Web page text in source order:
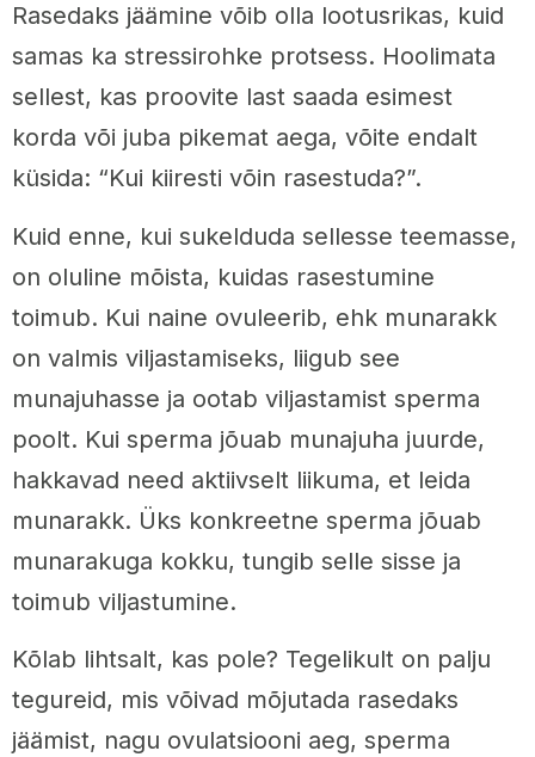
Rasedaks jäämine võib olla lootusrikas, kuid
samas ka stressirohke protsess. Hoolimata
sellest, kas proovite last saada esimest
korda või juba pikemat aega, võite endalt
küsida: “Kui kiiresti võin rasestuda?”.
Kuid enne, kui sukelduda sellesse teemasse,
on oluline mõista, kuidas rasestumine
toimub. Kui naine ovuleerib, ehk munarakk
on valmis viljastamiseks, liigub see
munajuhasse ja ootab viljastamist sperma
poolt. Kui sperma jõuab munajuha juurde,
hakkavad need aktiivselt liikuma, et leida
munarakk. Üks konkreetne sperma jõuab
munarakuga kokku, tungib selle sisse ja
toimub viljastumine.
Kõlab lihtsalt, kas pole? Tegelikult on palju
tegureid, mis võivad mõjutada rasedaks
jäämist, nagu ovulatsiooni aeg, sperma